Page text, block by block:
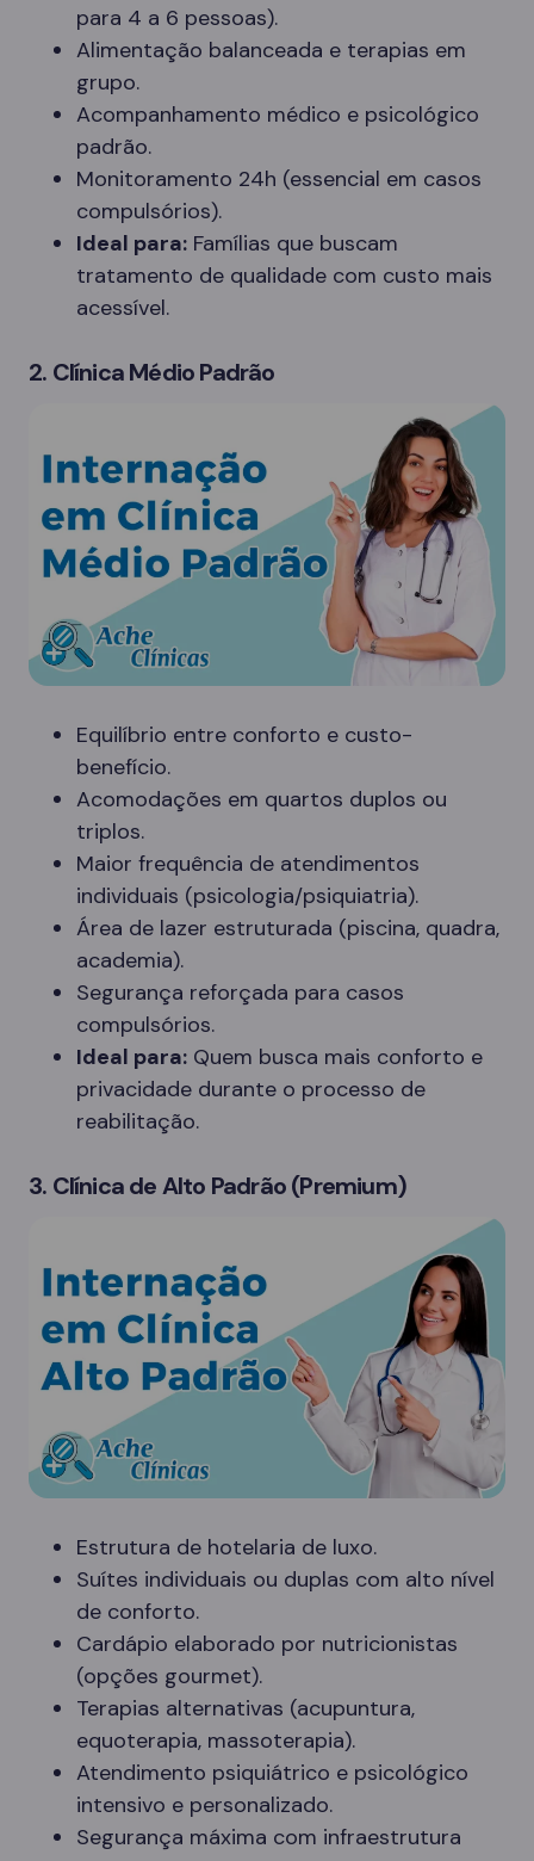
para 4 a 6 pessoas).
Alimentação balanceada e terapias em
grupo.
Acompanhamento médico e psicológico
padrão.
Monitoramento 24h (essencial em casos
compulsórios).
Ideal para: Famílias que buscam
tratamento de qualidade com custo mais
acessível.
2. Clínica Médio Padrão
Equilíbrio entre conforto e custo-
benefício.
Acomodações em quartos duplos ou
triplos.
Maior frequência de atendimentos
individuais (psicologia/psiquiatria).
Área de lazer estruturada (piscina, quadra,
academia).
Segurança reforçada para casos
compulsórios.
Ideal para: Quem busca mais conforto e
privacidade durante o processo de
reabilitação.
3. Clínica de Alto Padrão (Premium)
Estrutura de hotelaria de luxo.
Suítes individuais ou duplas com alto nível
de conforto.
Cardápio elaborado por nutricionistas
(opções gourmet).
Terapias alternativas (acupuntura,
equoterapia, massoterapia).
Atendimento psiquiátrico e psicológico
intensivo e personalizado.
Segurança máxima com infraestrutura